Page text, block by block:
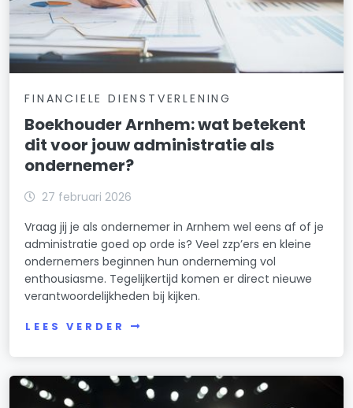
FINANCIELE DIENSTVERLENING
Boekhouder Arnhem: wat betekent
dit voor jouw administratie als
ondernemer?
27 februari 2026
Vraag jij je als ondernemer in Arnhem wel eens af of je
administratie goed op orde is? Veel zzp’ers en kleine
ondernemers beginnen hun onderneming vol
enthousiasme. Tegelijkertijd komen er direct nieuwe
verantwoordelijkheden bij kijken.
LEES VERDER